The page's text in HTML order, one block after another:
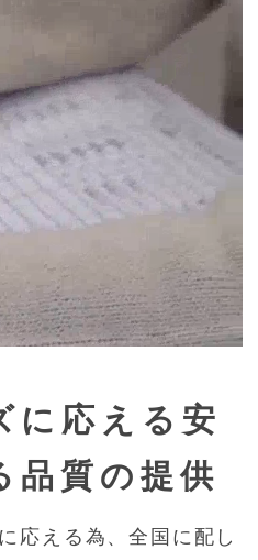
に応える安
品質の提供
応える為、全国に配し